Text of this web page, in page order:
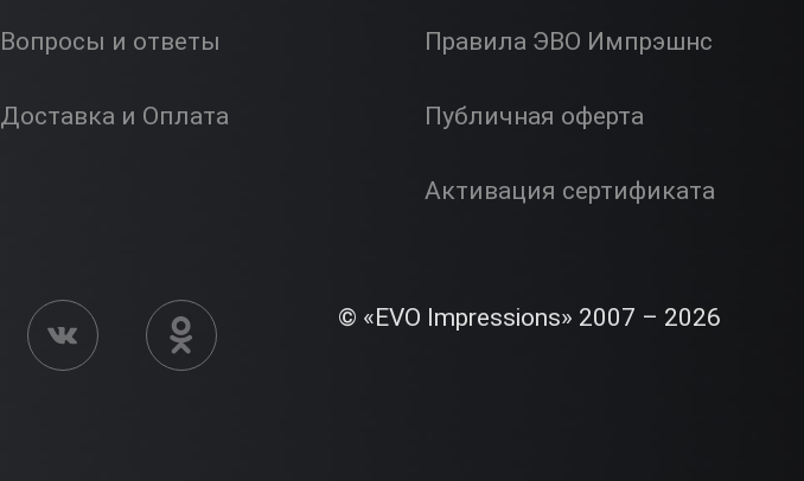
Вопросы и ответы
Доставка и Оплата
Правила ЭВО Импрэшнс
Публичная оферта
Активация сертификата
© «EVO Impressions» 2007 – 2026